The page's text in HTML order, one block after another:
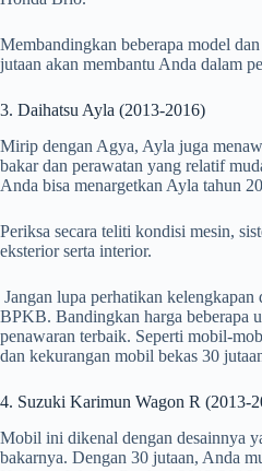
Membandingkan beberapa model
jutaan akan membantu Anda dalam
3. Daihatsu Ayla (2013-2016)
Mirip dengan Agya, Ayla juga
bakar dan perawatan yang relatif
Anda bisa menargetkan Ayla tahun
Periksa secara teliti kondisi mesin,
eksterior serta interior.
Jangan lupa perhatikan
BPKB. Bandingkan harga beberapa
penawaran terbaik. Seperti mobil-
dan kekurangan mobil bekas 30
4. Suzuki Karimun Wagon R (2013-
Mobil ini dikenal dengan desainnya
bakarnya. Dengan 30 jutaan, Anda